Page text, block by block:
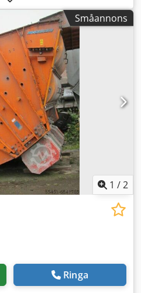
att renoveras, blästras och
Småannons
1 /2
Ringa